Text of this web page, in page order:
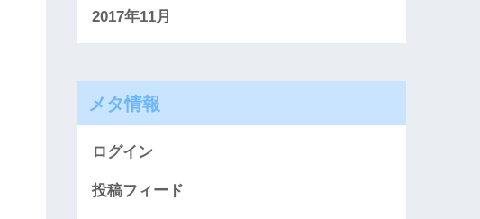
2017年11月
メタ情報
ログイン
投稿フィード